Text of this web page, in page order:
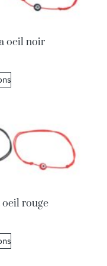
oeil noir
rouge